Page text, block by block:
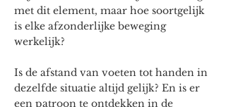
met dit element, maar hoe soortgelijk
is elke afzonderlijke beweging
werkelijk?
Is de afstand van voeten tot handen in
dezelfde situatie altijd gelijk? En is er
een patroon te ontdekken in de